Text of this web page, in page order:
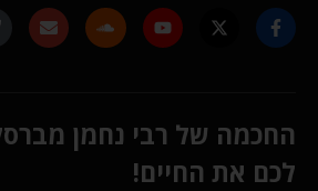
החכמה של רבי נחמן
לכם את החיים!